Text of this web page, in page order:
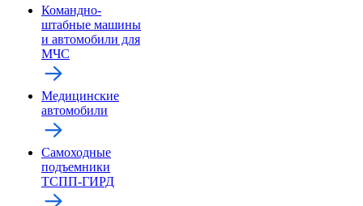
Командно-
штабные машины
и автомобили для
МЧС
Медицинские
автомобили
Самоходные
подъемники
ТСПП-ГИРД